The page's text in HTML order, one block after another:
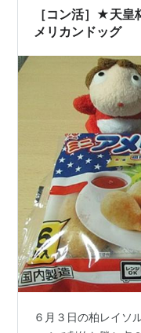
抜に選ばれた。最終
［コン活］★天
メリカンドッグ
６月３日の柏レイソ